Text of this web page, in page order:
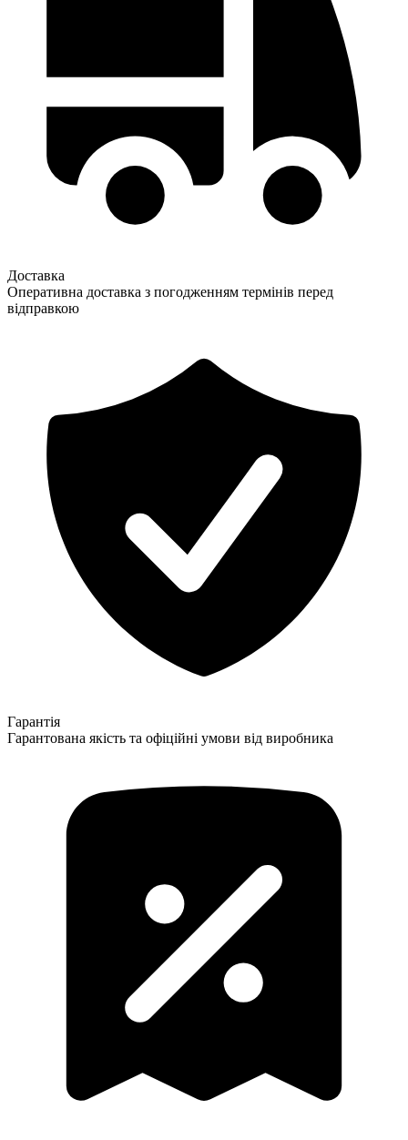
Доставка
Оперативна доставка з погодженням термінів перед
відправкою
Гарантія
Гарантована якість та офіційні умови від виробника